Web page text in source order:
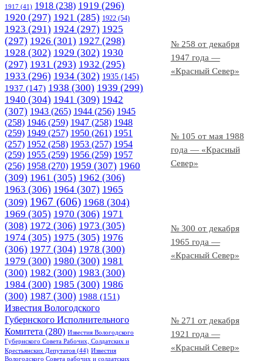
№ 258 от декабря
1947 года —
«Красный Север»
№ 105 от мая 1988
года — «Красный
Север»
№ 300 от декабря
1965 года —
«Красный Север»
№ 271 от декабря
1921 года —
«Красный Север»
1917 (41) 1918 (238) 1919 (296)
1920 (297) 1921 (285) 1922 (54)
1923 (291) 1924 (297) 1925
(297) 1926 (301) 1927 (298)
1928 (302) 1929 (302) 1930
(297) 1931 (293) 1932 (295)
1933 (296) 1934 (302) 1935 (145)
1937 (147) 1938 (300) 1939 (299)
1940 (304) 1941 (309) 1942
(307) 1943 (265) 1944 (256) 1945
(258) 1946 (259) 1947 (258) 1948
(259) 1949 (257) 1950 (261) 1951
(257) 1952 (258) 1953 (257) 1954
(259) 1955 (259) 1956 (259) 1957
(256) 1958 (270) 1959 (307) 1960
(309) 1961 (305) 1962 (306)
1963 (306) 1964 (307) 1965
(309) 1967 (606) 1968 (304)
1969 (305) 1970 (306) 1971
(308) 1972 (306) 1973 (305)
1974 (305) 1975 (305) 1976
(306) 1977 (304) 1978 (300)
1979 (300) 1980 (300) 1981
(300) 1982 (300) 1983 (300)
1984 (300) 1985 (300) 1986
(300) 1987 (300) 1988 (151)
Известия Вологодского
Губернского Исполнительного
Комитета (280) Известия Вологодского
Губернского Совета Рабочих, Солдатских и
Крестьянских Депутатов (44) Известия
Вологодского Совета рабочих и солдатских